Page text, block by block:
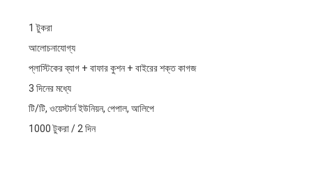
1 টুকরা
আলোচনাযোগ্য
প্লাস্টিকের ব্যাগ + বাফার কুশন + বাইরের শক্ত কাগজ
3 দিনের মধ্যে
টি/টি, ওয়েস্টার্ন ইউনিয়ন, পেপাল, আলিপে
1000 টুকরা / 2 দিন